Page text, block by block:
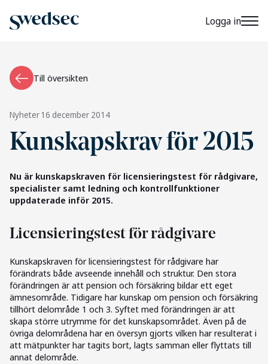
Logga in
Till översikten
Nyheter16 december 2014
Kunskapskrav för 2015
Nu är kunskapskraven för licensieringstest för rådgivare,
specialister samt ledning och kontrollfunktioner
uppdaterade inför 2015.
Licensieringstest för rådgivare
Kunskapskraven för licensieringstest för rådgivare har
förändrats både avseende innehåll och struktur. Den stora
förändringen är att pension och försäkring bildar ett eget
ämnesområde. Tidigare har kunskap om pension och försäkring
tillhört delområde 1 och 3. Syftet med förändringen är att
skapa större utrymme för det kunskapsområdet. Även på de
övriga delområdena har en översyn gjorts vilken har resulterat i
att mätpunkter har tagits bort, lagts samman eller flyttats till
annat delområde.